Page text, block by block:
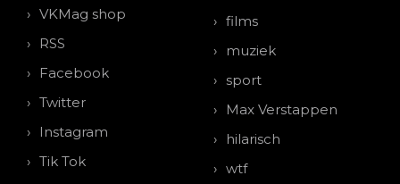
VKMag shop
RSS
Facebook
Twitter
Instagram
Tik Tok
films
muziek
sport
Max Verstappen
hilarisch
wtf